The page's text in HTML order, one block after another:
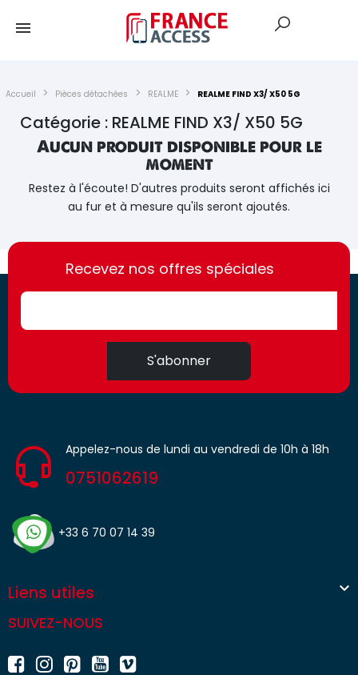
Accueil Pièces détachées REALME REALME FIND X3/ X50 5G
Catégorie : REALME FIND X3/ X50 5G
Aucun produit disponible pour le
moment
Restez à l'écoute! D'autres produits seront affichés ici
au fur et à mesure qu'ils seront ajoutés.
https://france-
access.fr
https://france-
access.fr
Recevez nos offres spéciales
S'abonner
Appelez-nous de lundi au vendredi de 10h à 18h
0751062619
+33 6 70 07 14 39
Liens utiles 
SUIVEZ-NOUS